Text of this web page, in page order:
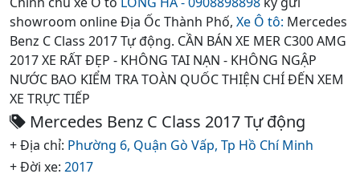
showroom online Địa Ốc Thành Phố, Xe Ô tô: Mercedes
Benz C Class 2017 Tự động. CẦN BÁN XE MER C300 AMG
2017 XE RẤT ĐẸP - KHÔNG TAI NẠN - KHÔNG NGẬP
NƯỚC BAO KIỂM TRA TOÀN QUỐC THIỆN CHÍ ĐẾN XEM
XE TRỰC TIẾP
Mercedes Benz C Class 2017 Tự động
+ Địa chỉ: Phường 6, Quận Gò Vấp, Tp Hồ Chí Minh
+ Đời xe: 2017